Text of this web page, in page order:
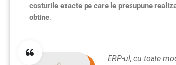
costurile exacte pe care le presupune
obtine.
ERP-ul, cu toate